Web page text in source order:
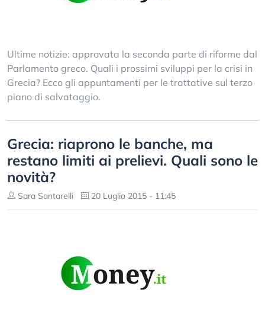
Ultime notizie: approvata la seconda parte di riforme dal
Parlamento greco. Quali i prossimi sviluppi per la crisi in
Grecia? Ecco gli appuntamenti per le trattative sul terzo
piano di salvataggio.
Grecia: riaprono le banche, ma
restano limiti ai prelievi. Quali sono le
novità?
Sara Santarelli 20 Luglio 2015 - 11:45